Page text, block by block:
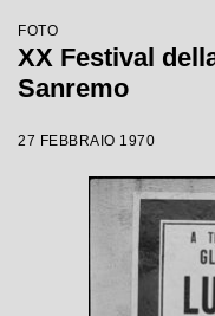
FOTO
XX Festival
Sanremo
27 FEBBRAIO 1970